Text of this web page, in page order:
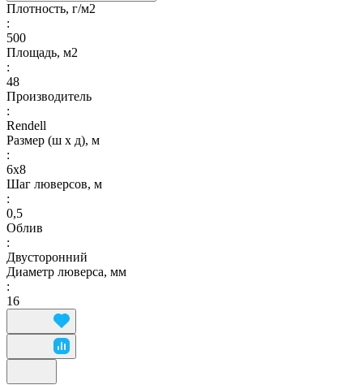
Плотность, г/м2
:
500
Площадь, м2
:
48
Производитель
:
Rendell
Размер (ш х д), м
:
6х8
Шаг люверсов, м
:
0,5
Облив
:
Двусторонний
Диаметр люверса, мм
:
16